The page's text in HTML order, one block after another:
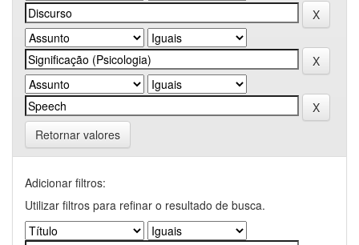
Retornar valores
Adicionar filtros:
Utilizar filtros para refinar o resultado de busca.